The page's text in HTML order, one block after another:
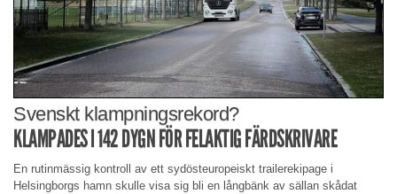
Svenskt klampningsrekord?
KLAMPADES I 142 DYGN FÖR FELAKTIG FÄRDSKRIVARE
En rutinmässig kontroll av ett sydösteuropeiskt trailerekipage i
Helsingborgs hamn skulle visa sig bli en långbänk av sällan skådat